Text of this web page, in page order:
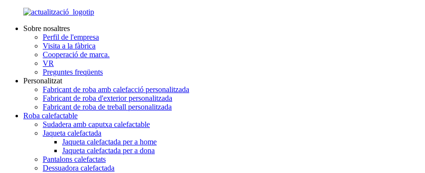
Sobre nosaltres
Perfil de l'empresa
Visita a la fàbrica
Cooperació de marca.
VR
Preguntes freqüents
Personalitzat
Fabricant de roba amb calefacció personalitzada
Fabricant de roba d'exterior personalitzada
Fabricant de roba de treball personalitzada
Roba calefactable
Sudadera amb caputxa calefactable
Jaqueta calefactada
Jaqueta calefactada per a home
Jaqueta calefactada per a dona
Pantalons calefactats
Dessuadora calefactada